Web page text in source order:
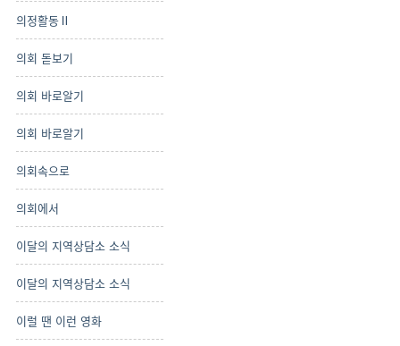
의정활동Ⅱ
의회 돋보기
의회 바로알기
의회 바로알기
의회속으로
의회에서
이달의 지역상담소 소식
이달의 지역상담소 소식
이럴 땐 이런 영화